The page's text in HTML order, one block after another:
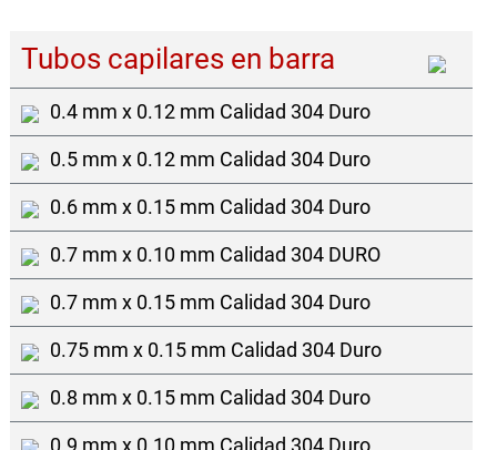
Tubos capilares en barra
0.4 mm x 0.12 mm Calidad 304 Duro
0.5 mm x 0.12 mm Calidad 304 Duro
0.6 mm x 0.15 mm Calidad 304 Duro
0.7 mm x 0.10 mm Calidad 304 DURO
0.7 mm x 0.15 mm Calidad 304 Duro
0.75 mm x 0.15 mm Calidad 304 Duro
0.8 mm x 0.15 mm Calidad 304 Duro